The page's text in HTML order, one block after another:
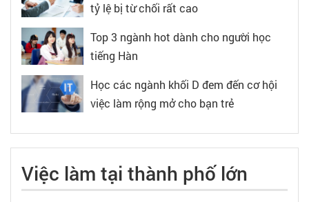
tỷ lệ bị từ chối rất cao
Top 3 ngành hot dành cho người học
tiếng Hàn
Học các ngành khối D đem đến cơ hội
việc làm rộng mở cho bạn trẻ
Việc làm tại thành phố lớn